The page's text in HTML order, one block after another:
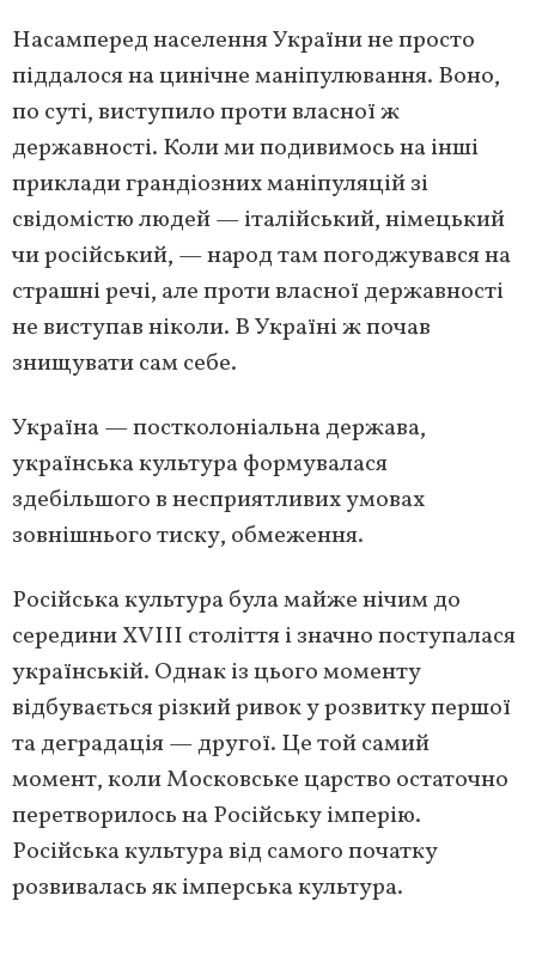
Насамперед населення України не просто
піддалося на цинічне маніпулювання. Воно,
по суті, виступило проти власної ж
державності. Коли ми подивимось на інші
приклади грандіозних маніпуляцій зі
свідомістю людей — італійський, німецький
чи російський, — народ там погоджувався на
страшні речі, але проти власної державності
не виступав ніколи. В Україні ж почав
знищувати сам себе.
Україна — постколоніальна держава,
українська культура формувалася
здебільшого в несприятливих умовах
зовнішнього тиску, обмеження.
Російська культура була майже нічим до
середини XVIII століття і значно поступалася
українській. Однак із цього моменту
відбувається різкий ривок у розвитку першої
та деградація — другої. Це той самий
момент, коли Московське царство остаточно
перетворилось на Російську імперію.
Російська культура від самого початку
розвивалась як імперська культура.